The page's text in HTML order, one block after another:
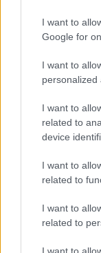
I want to
Google for
I want to
personalized
I want to
related to
device
I want to
related to
I want to
related to
I want to
nem az.
mappádba is.